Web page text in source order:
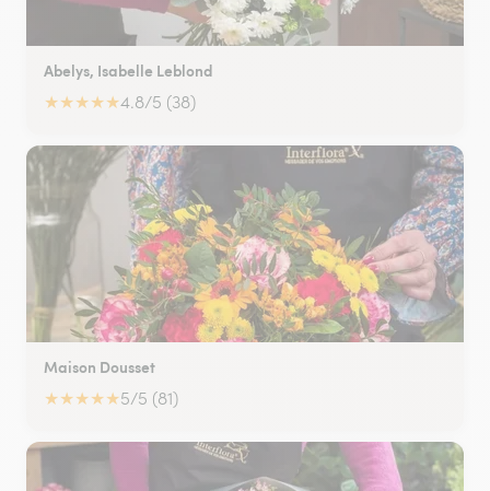
Abelys, Isabelle Leblond
★★★★★4.8/5 (38)
Maison Dousset
★★★★★5/5 (81)